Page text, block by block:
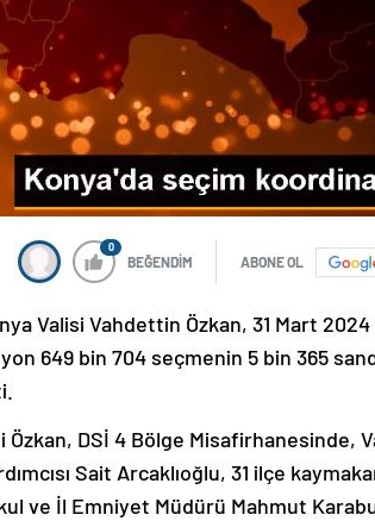
0
BEĞENDİM ABONE OL
Valisi Vahdettin Özkan, 31 Mart
649 bin 704 seçmenin 5 bin 365
Özkan, DSİ 4 Bölge Misafirhanesinde,
Sait Arcaklıoğlu, 31 ilçe
ve İl Emniyet Müdürü Mahmut